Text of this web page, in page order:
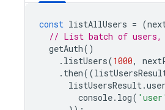
const listAllUsers = (
// List batch of users,
getAuth()
. listUsers(1000,
. then((
listUsersResult.
console. log( 'user'